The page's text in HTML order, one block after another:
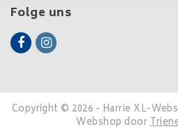
Folge uns
Copyright © 2026 - Harrie XL-
Webshop door